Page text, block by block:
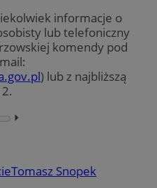
informacje o
lub telefoniczny
komendy pod
) lub z najbliższą
⏵︎
Tomasz Snopek